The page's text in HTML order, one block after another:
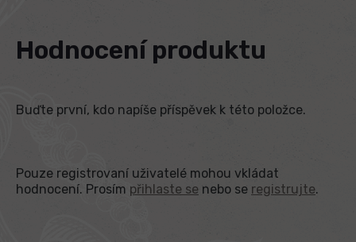
Hodnocení produktu
Buďte první, kdo napíše příspěvek k této položce.
Pouze registrovaní uživatelé mohou vkládat
hodnocení. Prosím přihlaste se nebo se registrujte.